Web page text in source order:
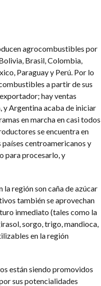
agrocombustibles por
Brasil, Colombia,
Paraguay y Perú. Por lo
a partir de sus
hay ventas
y Argentina acaba de iniciar
en marcha en casi todos
se encuentra en
centroamericanos y
para procesarlo, y
región son caña de azúcar
también se aprovechan
inmediato (tales como la
sorgo, trigo, mandioca,
en la región
están siendo promovidos
sus potencialidades